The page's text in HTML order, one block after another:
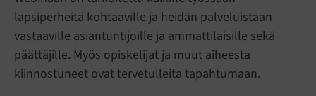
lapsiperheitä kohtaaville ja heidän palveluistaan
vastaaville asiantuntijoille ja ammattilaisille sekä
päättäjille. Myös opiskelijat ja muut aiheesta
kiinnostuneet ovat tervetulleita tapahtumaan.